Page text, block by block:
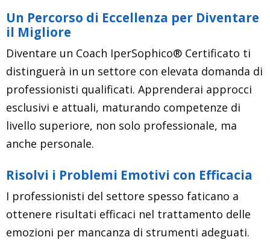
Un Percorso di Eccellenza per Diventare
il Migliore
Diventare un Coach IperSophico® Certificato ti
distinguerà in un settore con elevata domanda di
professionisti qualificati. Apprenderai approcci
esclusivi e attuali, maturando competenze di
livello superiore, non solo professionale, ma
anche personale.
Risolvi i Problemi Emotivi con Efficacia
I professionisti del settore spesso faticano a
ottenere risultati efficaci nel trattamento delle
emozioni per mancanza di strumenti adeguati.